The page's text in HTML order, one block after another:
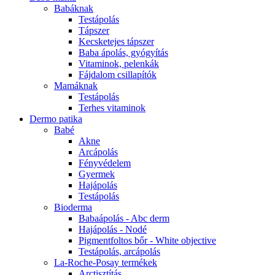
Babáknak
Testápolás
Tápszer
Kecsketejes tápszer
Baba ápolás, gyógyítás
Vitaminok, pelenkák
Fájdalom csillapítók
Mamáknak
Testápolás
Terhes vitaminok
Dermo patika
Babé
Akne
Arcápolás
Fényvédelem
Gyermek
Hajápolás
Testápolás
Bioderma
Babaápolás - Abc derm
Hajápolás - Nodé
Pigmentfoltos bőr - White objective
Testápolás, arcápolás
La-Roche-Posay termékek